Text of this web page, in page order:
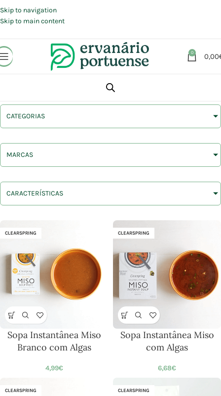
Skip to navigation
Skip to main content
0 0,00
CATEGORIAS
MARCAS
CARACTERÍSTICAS
CLEARSPRING
Sopa Instantânea Miso
Branco com Algas
4,99€
CLEARSPRING
Sopa Instantânea Miso
com Algas
6,68€
CLEARSPRING CLEARSPRING